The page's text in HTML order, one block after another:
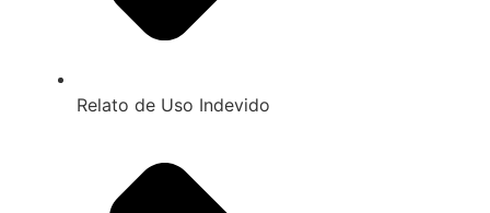
Relato de Uso Indevido